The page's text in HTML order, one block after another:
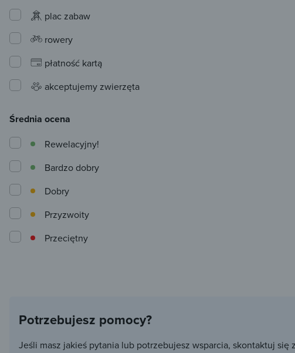
plac zabaw
rowery
płatność kartą
akceptujemy zwierzęta
Średnia ocena
Przeciętny
Przyzwoity
Dobry
Bardzo dobry
Rewelacyjny!
Potrzebujesz pomocy?
Jeśli masz jakieś pytania lub potrzebujesz wsparcia, skontaktuj się